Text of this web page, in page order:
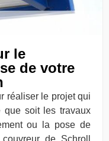
le
de votre
réaliser le projet qui
que soit les travaux
ou la pose de
de Schroll